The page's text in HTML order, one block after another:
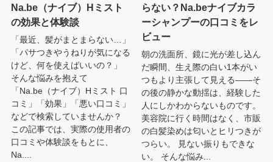
Na.be（ナイブ）Hミスト
の効果と体験談
「最近、髪がまとまらない…」
「パサつきやうねりが気になる
けど、何を使えばいいの？」
そんな悩みを抱えて
「Na.be（ナイブ）Hミスト 口
コミ」「効果」「悪い口コミ」
などで検索していませんか？
この記事では、実際の使用者の
口コミや体験談をもとに、
Na....
らない？Na.beナイブカラ
ーシャンプーの口コミをレ
ビュー
朝の洗面所、鏡に光が差し込ん
だ瞬間、生え際の白い1本がい
つもより主張して見える――そ
の後の静かな動揺は、経験した
人にしかわからないものです。
美容院に行く時間はなく、市販
の白髪染めは匂いとヒリつきが
つらい。 見ない振りもできな
い。 そんな悩み...